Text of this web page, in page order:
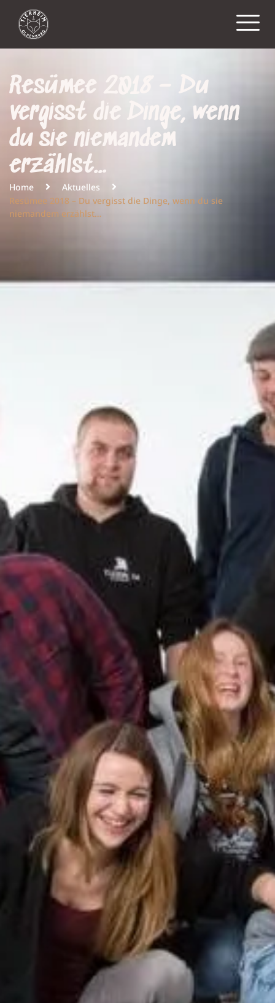
Resümee 2018 – Du
vergisst die Dinge, wenn
du sie niemandem
erzählst…
Home
Aktuelles
Resümee 2018 – Du vergisst die Dinge, wenn du sie
niemandem erzählst…